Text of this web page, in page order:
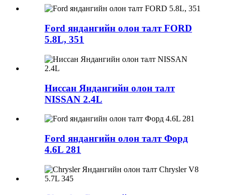
Ford яндангийн олон талт FORD
5.8L, 351
Ниссан Яндангийн олон талт
NISSAN 2.4L
Ford яндангийн олон талт Форд
4.6L 281